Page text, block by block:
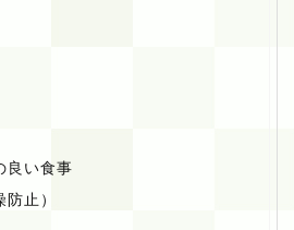
良い食事
止）